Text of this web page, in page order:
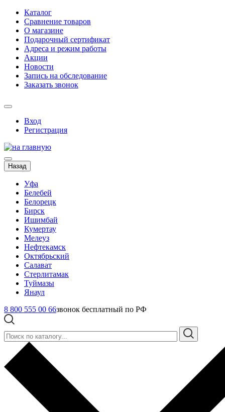
Каталог
Сравнение товаров
О магазине
Подарочный сертификат
Адреса и режим работы
Акции
Новости
Запись на обследование
Заказать звонок
Вход
Регистрация
Назад
Уфа
Белебей
Белорецк
Бирск
Ишимбай
Кумертау
Мелеуз
Нефтекамск
Октябрьский
Салават
Стерлитамак
Туймазы
Янаул
8 800 555 00 66звонок бесплатный по РФ